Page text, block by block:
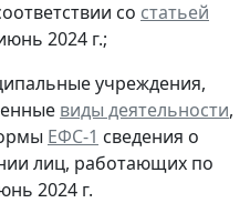
со статьей
2024 г.;
учреждения,
виды деятельности,
ЕФС-1 сведения о
лиц, работающих по
2024 г.